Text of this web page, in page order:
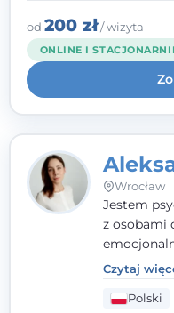
od 200 zł/ wizyta
ONLINE I
Wrocław
Jestem
z osobami
w tym z
przemocy.
kliniczną
Czytaj
Polski